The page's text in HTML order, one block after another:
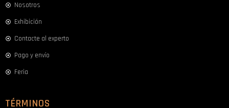
Nosotros
Exhibición
Contacte al experto
Pago y envío
Feria
TÉRMINOS